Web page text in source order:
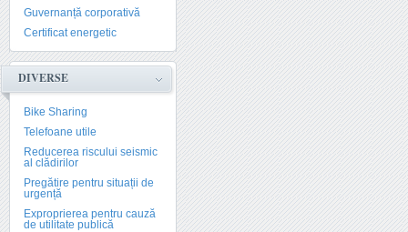
Guvernanță corporativă
Certificat energetic
DIVERSE
Bike Sharing
Telefoane utile
Reducerea riscului seismic
al clădirilor
Pregătire pentru situații de
urgență
Exproprierea pentru cauză
de utilitate publică